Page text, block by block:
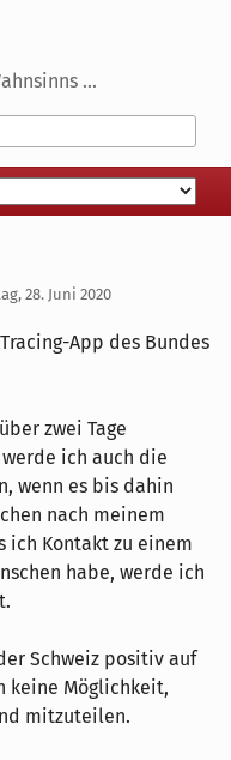
...
28. Juni 2020
App des Bundes
zwei Tage
ich auch die
wenn es bis dahin
nach meinem
ich Kontakt zu einem
habe, werde ich
Schweiz positiv auf
keine Möglichkeit,
mitzuteilen.